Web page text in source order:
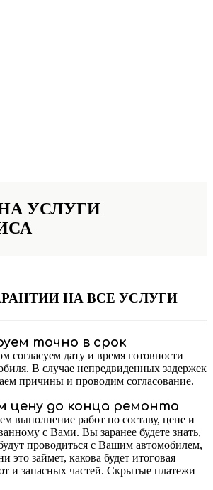
УСЛУГИ
НА ВСЕ УСЛУГИ
точно в срок
согласуем дату и время готовности
В случае непредвиденных задержек
причины и проводим согласование.
цену до конца ремонта
выполнение работ по составу, цене и
с Вами. Вы заранее будете знать,
проводиться с Вашим автомобилем,
это займет, какова будет итоговая
и запасных частей. Скрытые платежи